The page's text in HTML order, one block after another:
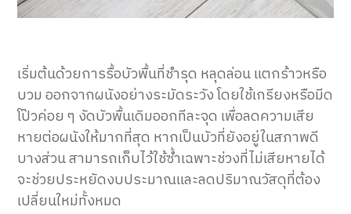
เริ่มต้นด้วยการรื้อบัวพื้นที่ชำรุด หลุดล่อน แตกร้าวหรือ
บวม ออกจากผนังอย่างระมัดระวัง โดยใช้เกรียงหรือมีด
โป๊วค่อย ๆ งัดบัวพื้นเดิมออกทีละจุด เพื่อลดความเสีย
หายต่อผนังให้มากที่สุด หากเป็นบัวที่ยังอยู่ในสภาพดี
บางส่วน สามารถเก็บไว้ใช้ซ้ำเฉพาะช่วงที่ไม่เสียหายได้
จะช่วยประหยัดงบประมาณและลดปริมาณวัสดุที่ต้อง
เปลี่ยนใหม่ทั้งหมด